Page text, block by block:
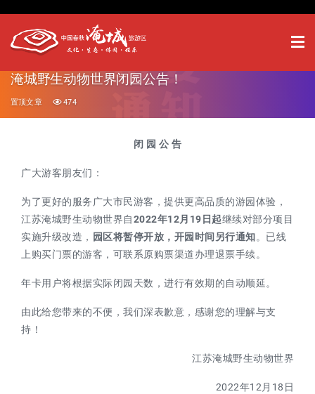
淹城野生动物世界闭园公告！
置顶文章 474
闭 园 公 告
广大游客朋友们：
为了更好的服务广大市民游客，提供更高品质的游园体验，
江苏淹城野生动物世界自2022年12月19日起继续对部分项目
实施升级改造， 园区将暂停开放，开园时间另行通知。已线
上购买门票的游客，可联系原购票渠道办理退票手续。
年卡用户将根据实际闭园天数，进行有效期的自动顺延。
由此给您带来的不便，我们深表歉意，感谢您的理解与支
持！
江苏淹城野生动物世界
2022年12月18日